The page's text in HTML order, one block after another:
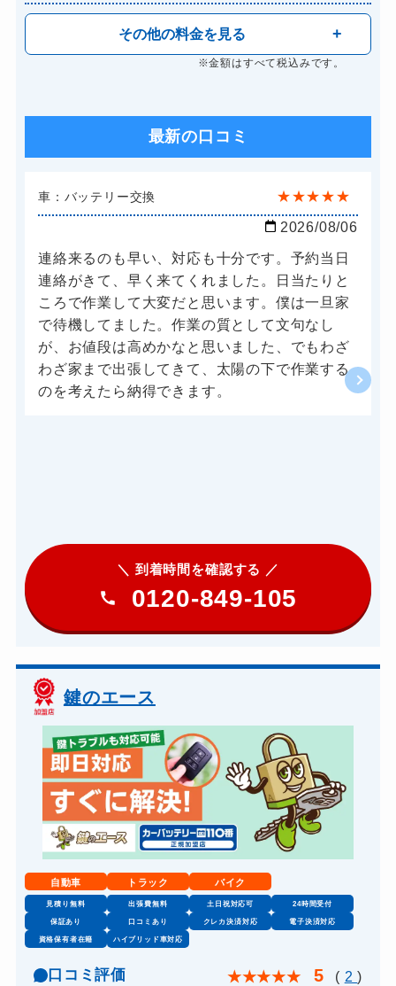
その他の料金を見る
※金額はすべて税込みです。
最新の口コミ
車：バッテリー交換 ★★★★★
2026/08/06
連絡来るのも早い、対応も十分です。予約当日
連絡がきて、早く来てくれました。日当たりと
ころで作業して大変だと思います。僕は一旦家
で待機してました。作業の質として文句なし
が、お値段は高めかなと思いました、でもわざ
わざ家まで出張してきて、太陽の下で作業する
のを考えたら納得できます。
＼ 到着時間を確認する ／
0120-849-105
鍵のエース
自動車 トラック バイク
見積り無料 出張費無料 土日祝対応可 24時間受付
保証あり 口コミあり クレカ決済対応 電子決済対応
資格保有者在籍 ハイブリッド車対応
口コミ評価 ★★★★★ 5 ( 2)